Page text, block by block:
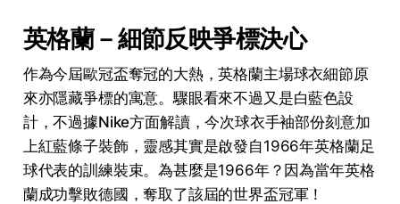
英格蘭－細節反映爭標決心
作為今屆歐冠盃奪冠的大熱，英格蘭主場球衣細節原
來亦隱藏爭標的寓意。驟眼看來不過又是白藍色設
計，不過據Nike方面解讀，今次球衣手袖部份刻意加
上紅藍條子裝飾，靈感其實是啟發自1966年英格蘭足
球代表的訓練裝束。為甚麼是1966年？因為當年英格
蘭成功擊敗德國，奪取了該屆的世界盃冠軍！